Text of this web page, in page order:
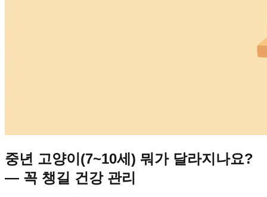
중년 고양이(7~10세) 뭐가 달라지나요?
— 꼭 챙길 건강 관리